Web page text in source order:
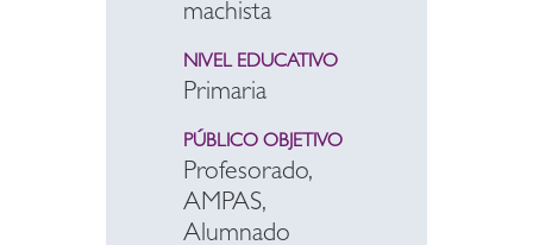
machista
NIVEL EDUCATIVO
Primaria
PÚBLICO OBJETIVO
Profesorado,
AMPAS,
Alumnado